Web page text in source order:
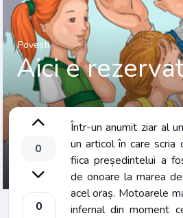
Povești
Aici e
0
0
Într-un anumit ziar al
un articol în care scria
fiica președintelui a
de onoare la marea
acel oraș. Motoarele
infernal din moment